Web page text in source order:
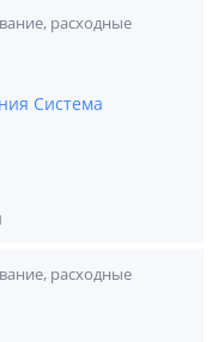
расходные
Система
расходные